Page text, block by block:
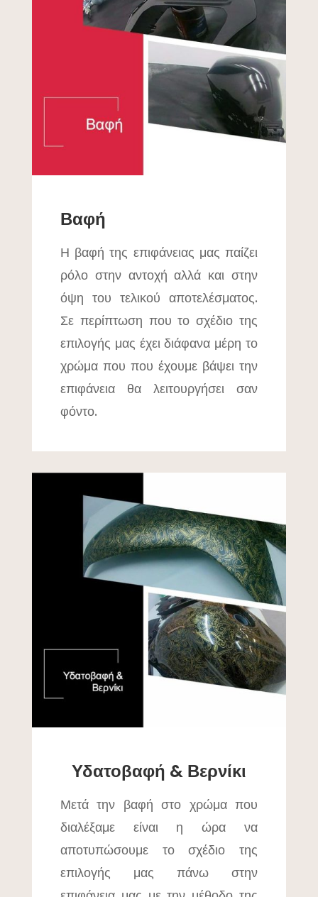
Βαφή
Η βαφή της επιφάνειας μας παίζει
ρόλο στην αντοχή αλλά και στην
όψη του τελικού αποτελέσματος.
Σε περίπτωση που το σχέδιο της
επιλογής μας έχει διάφανα μέρη το
χρώμα που που έχουμε βάψει την
επιφάνεια θα λειτουργήσει σαν
φόντο.
Υδατοβαφή & Βερνίκι
Μετά την βαφή στο χρώμα που
διαλέξαμε είναι η ώρα να
αποτυπώσουμε το σχέδιο της
επιλογής μας πάνω στην